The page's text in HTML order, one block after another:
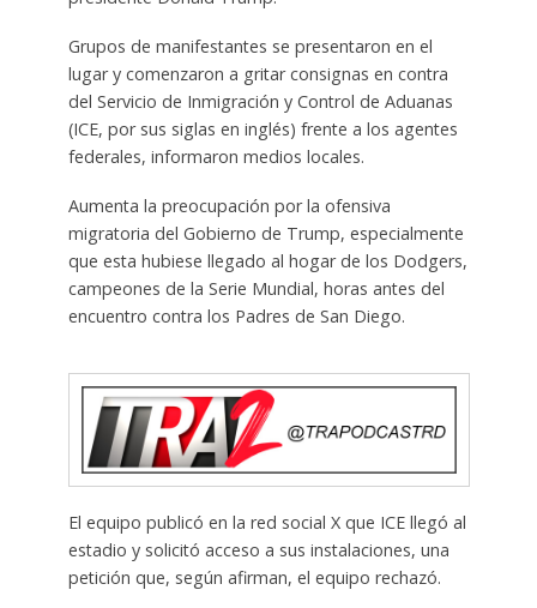
Grupos de manifestantes se presentaron en el
lugar y comenzaron a gritar consignas en contra
del Servicio de Inmigración y Control de Aduanas
(ICE, por sus siglas en inglés) frente a los agentes
federales, informaron medios locales.
Aumenta la preocupación por la ofensiva
migratoria del Gobierno de Trump, especialmente
que esta hubiese llegado al hogar de los Dodgers,
campeones de la Serie Mundial, horas antes del
encuentro contra los Padres de San Diego.
El equipo publicó en la red social X que ICE llegó al
estadio y solicitó acceso a sus instalaciones, una
petición que, según afirman, el equipo rechazó.